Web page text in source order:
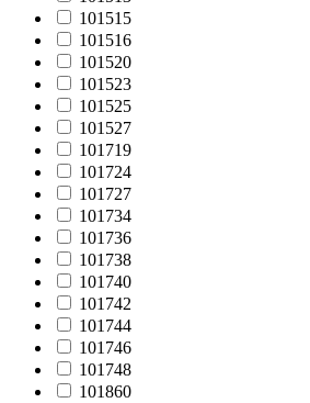
101515
101516
101520
101523
101525
101527
101719
101724
101727
101734
101736
101738
101740
101742
101744
101746
101748
101860